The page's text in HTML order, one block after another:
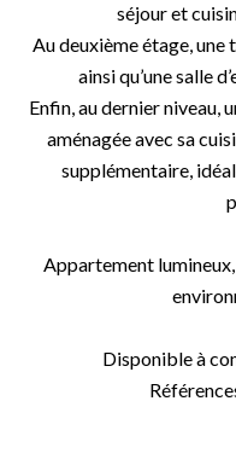
séjour et
Au deuxième étage,
ainsi qu’une salle
Enfin, au dernier niveau,
aménagée avec sa
supplémentaire,
Appartement
Disponible à